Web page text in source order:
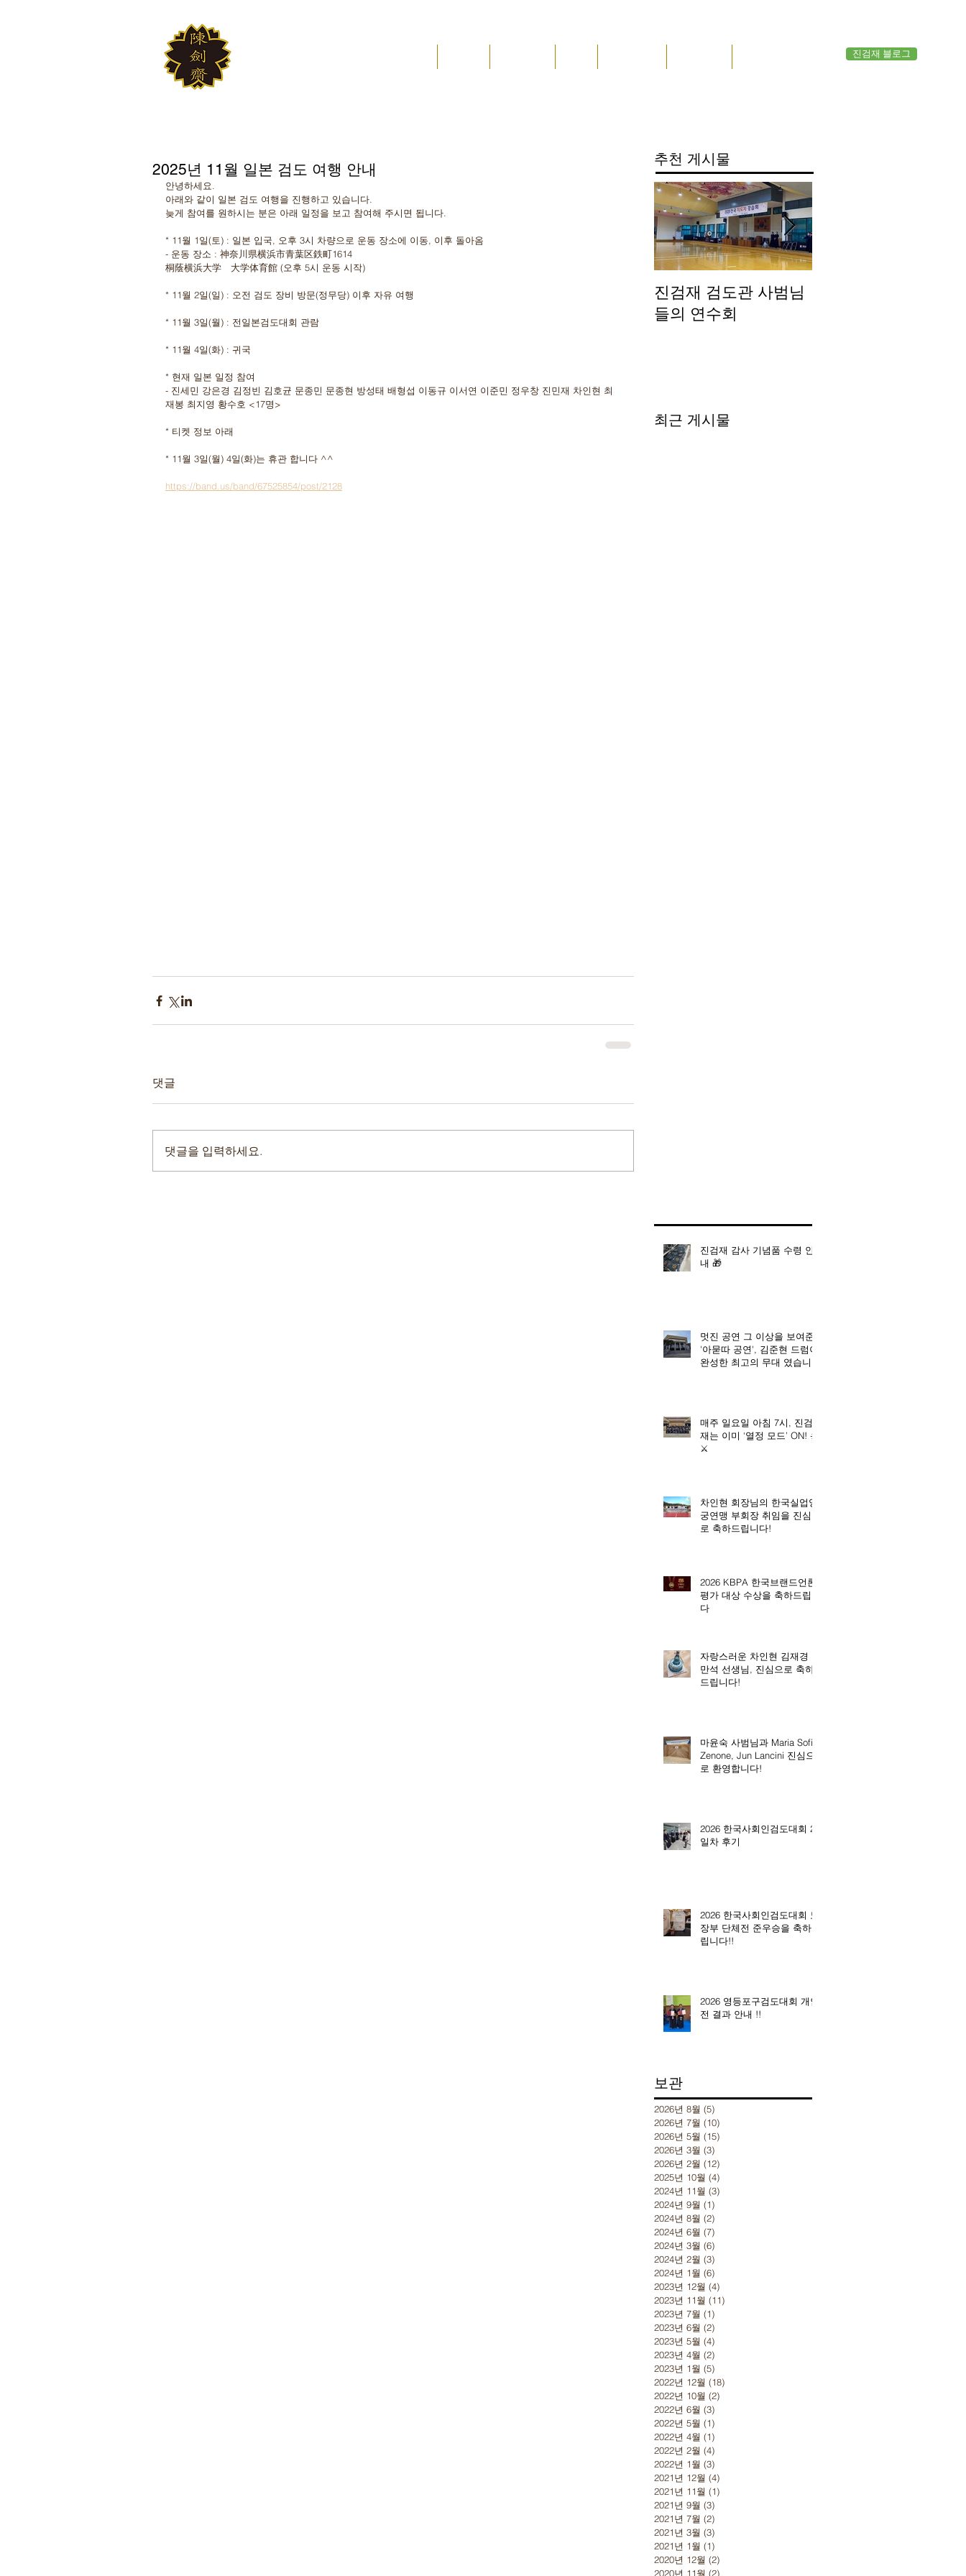
진검재 블로그
2025년 11월 일본 검도 여행 안내
안녕하세요.
아래와 같이 일본 검도 여행을 진행하고 있습니다.
늦게 참여를 원하시는 분은 아래 일정을 보고 참여해 주시면 됩니다.
* 11월 1일(토) : 일본 입국, 오후 3시 차량으로 운동 장소에 이동, 이후 돌아옴
- 운동 장소 : 神奈川県横浜市青葉区鉄町1614
桐蔭横浜大学　大学体育館 (오후 5시 운동 시작)
* 11월 2일(일) : 오전 검도 장비 방문(정무당) 이후 자유 여행
* 11월 3일(월) : 전일본검도대회 관람
* 11월 4일(화) : 귀국
* 현재 일본 일정 참여
- 진세민 강은경 김정빈 김호균 문종민 문종현 방성태 배형섭 이동규 이서연 이준민 정우창 진민재 차인현 최
재봉 최지영 황수호 <17명>
* 티켓 정보 아래
* 11월 3일(월) 4일(화)는 휴관 합니다 ^^
https://band.us/band/67525854/post/2128
댓글
댓글을 입력하세요.
추천 게시물
진검재 검도관 사범님
들의 연수회
최근 게시물
진검재 감사 기념품 수령 안
내 🎁
멋진 공연 그 이상을 보여준
'아묻따 공연', 김준현 드럼이
완성한 최고의 무대 였습니
매주 일요일 아침 7시, 진검
재는 이미 ‘열정 모드’ ON! ☀️
⚔️
차인현 회장님의 한국실업양
궁연맹 부회장 취임을 진심으
로 축하드립니다!
2026 KBPA 한국브랜드언론
평가 대상 수상을 축하드립니
다
자랑스러운 차인현 김재경 전
만석 선생님, 진심으로 축하
드립니다!
마윤숙 사범님과 Maria Sofia
Zenone, Jun Lancini 진심으
로 환영합니다!
2026 한국사회인검도대회 2
일차 후기
2026 한국사회인검도대회 노
장부 단체전 준우승을 축하드
립니다!!
2026 영등포구검도대회 개인
전 결과 안내 !!
보관
2026년 8월 (5)
2026년 7월 (10)
2026년 5월 (15)
2026년 3월 (3)
2026년 2월 (12)
2025년 10월 (4)
2024년 11월 (3)
2024년 9월 (1)
2024년 8월 (2)
2024년 6월 (7)
2024년 3월 (6)
2024년 2월 (3)
2024년 1월 (6)
2023년 12월 (4)
2023년 11월 (11)
2023년 7월 (1)
2023년 6월 (2)
2023년 5월 (4)
2023년 4월 (2)
2023년 1월 (5)
2022년 12월 (18)
2022년 10월 (2)
2022년 6월 (3)
2022년 5월 (1)
2022년 4월 (1)
2022년 2월 (4)
2022년 1월 (3)
2021년 12월 (4)
2021년 11월 (1)
2021년 9월 (3)
2021년 7월 (2)
2021년 3월 (3)
2021년 1월 (1)
2020년 12월 (2)
2020년 11월 (2)